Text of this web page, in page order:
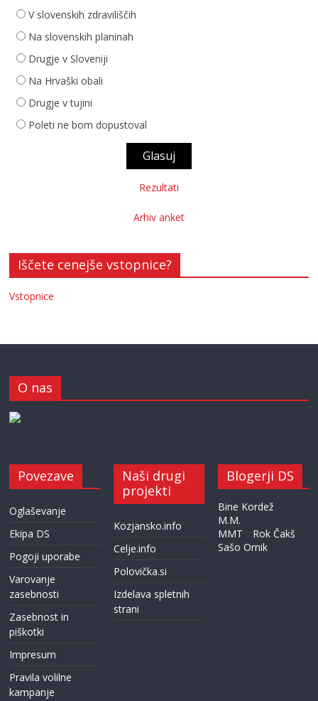
V slovenskih zdraviliščih
Na slovenskih planinah
Drugje v Sloveniji
Na Hrvaški obali
Drugje v tujini
Poleti ne bom dopustoval
Rezultati
Arhiv anket
Iščete cenejše vstopnice?
Vstopnice
O nas
Povezave
Oglaševanje
Ekipa DS
Pogoji uporabe
Varovanje
zasebnosti
Zasebnost in
piškotki
Impresum
Pravila volilne
kampanje
Naši drugi
projekti
Kozjansko.info
Celje.info
Polovička.si
Izdelava spletnih
strani
Blogerji DS
Bine Kordež
M.M.
MMT
Rok Čakš
Sašo Ornik